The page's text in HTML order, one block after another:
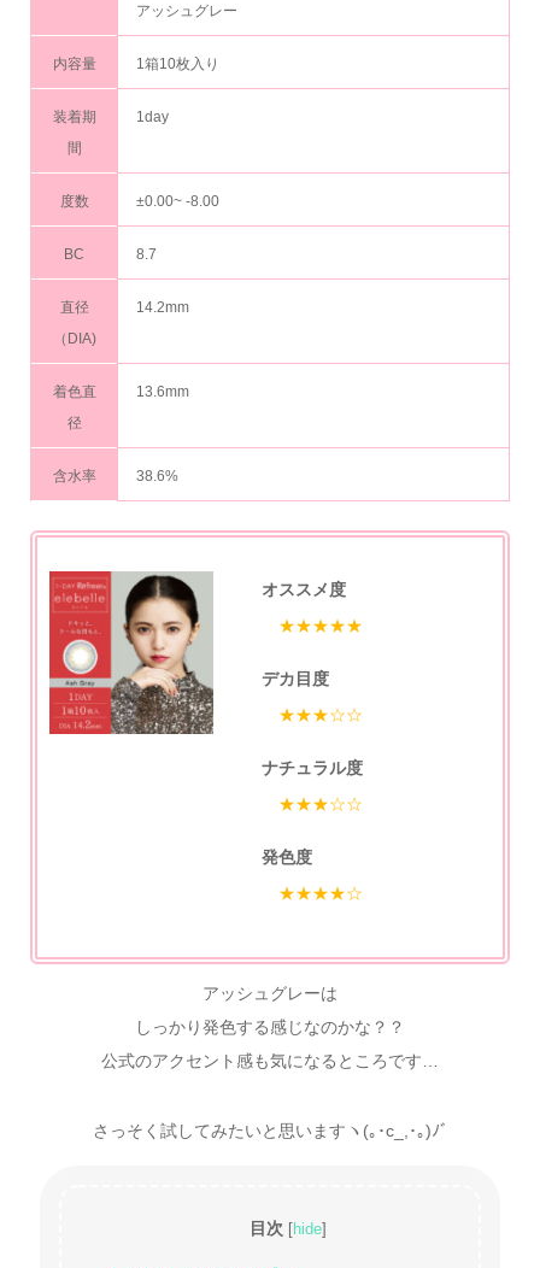
アッシュグレー
内容量 1箱10枚入り
装着期
間
1day
度数 ±0.00~ -8.00
BC 8.7
直径
（DIA)
14.2mm
着色直
径
13.6mm
含水率 38.6%
オススメ度
★★★★★
デカ目度
★★★☆☆
ナチュラル度
★★★☆☆
発色度
★★★★☆
アッシュグレーは
しっかり発色する感じなのかな？？
公式のアクセント感も気になるところです…
さっそく試してみたいと思いますヽ(｡･c_,･｡)ﾉﾞ
目次 [hide]